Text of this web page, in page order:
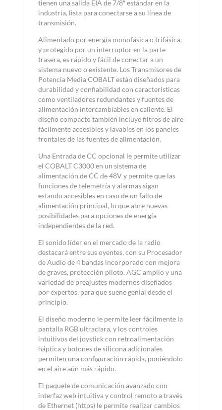
tienen una salida EIA de 7/8″ estándar en la
industria, lista para conectarse a su línea de
transmisión.
Alimentado por energía monofásica o trifásica,
y protegido por un interruptor en la parte
trasera, es rápido y fácil de conectar a un
sistema nuevo o existente. Los Transmisores de
Potencia Media COBALT están diseñados para
durabilidad y confiabilidad con características
como ventiladores redundantes y fuentes de
alimentación intercambiables en caliente. El
diseño compacto también incluye filtros de aire
fácilmente accesibles y lavables en los paneles
frontales de las fuentes de alimentación.
Una Entrada de CC opcional le permite utilizar
el COBALT C3000 en un sistema de
alimentación de CC de 48V y permite que las
funciones de telemetría y alarmas sigan
estando accesibles en caso de un fallo de
alimentación principal, lo que abre nuevas
posibilidades para opciones de energía
independientes de la red.
El sonido líder en el mercado de la radio
destacará entre sus oyentes, con su Procesador
de Audio de 4 bandas incorporado con mejora
de graves, protección piloto, AGC amplio y una
variedad de preajustes modernos diseñados
por expertos, para que suene genial desde el
principio.
El diseño moderno le permite leer fácilmente la
pantalla RGB ultraclara, y los controles
intuitivos del joystick con retroalimentación
háptica y botones de silicona adicionales
permiten una configuración rápida, poniéndolo
en el aire aún más rápido.
El paquete de comunicación avanzado con
interfaz web intuitiva y control remoto a través
de Ethernet (https) le permite realizar cambios